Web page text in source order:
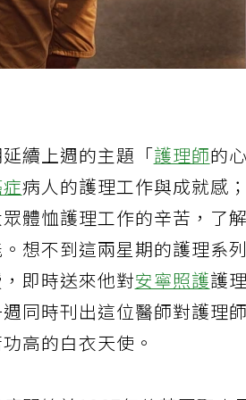
續上週的主題「護理師的
病人的護理工作與成就感
體恤護理工作的辛苦，了
想不到這兩星期的護理系
即時送來他對安寧照護護
同時刊出這位醫師對護理
高的白衣天使。